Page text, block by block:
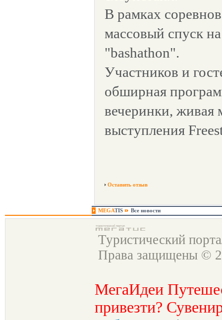
В рамках
массовый спуск
"bashathon".
Участников и
обширная
вечеринки, живая
выступления
Оставить отзыв
MEGATIS Все новости
Туристический
Права защищены ©
МегаИдеи
привезти?